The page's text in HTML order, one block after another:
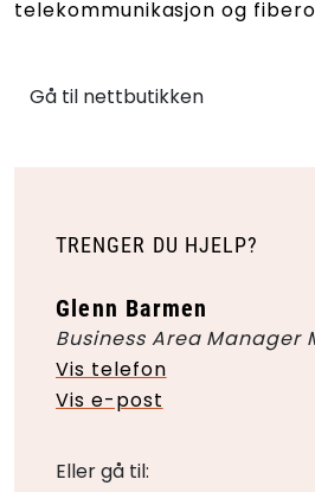
telekommunikasjon og
Gå til nettbutikken
TRENGER DU HJELP?
Glenn Barmen
Business Area Manager
Vis telefon
Vis e-post
Eller gå til: